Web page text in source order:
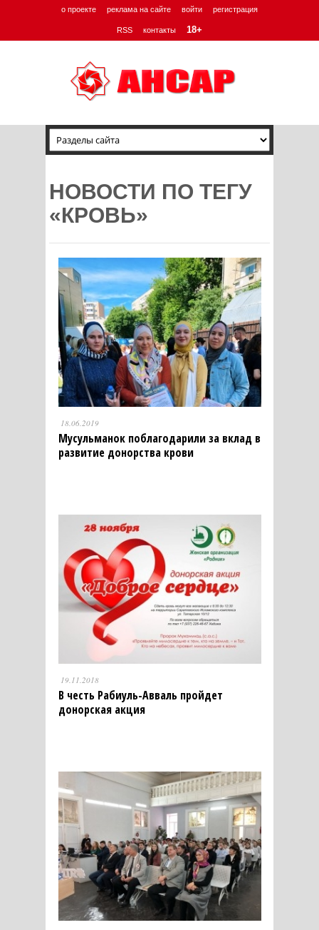
о проекте реклама на сайте войти регистрация
RSS контакты 18+
НОВОСТИ ПО ТЕГУ
«КРОВЬ»
18.06.2019
Мусульманок поблагодарили за вклад в
развитие донорства крови
19.11.2018
В честь Рабиуль-Авваль пройдет
донорская акция